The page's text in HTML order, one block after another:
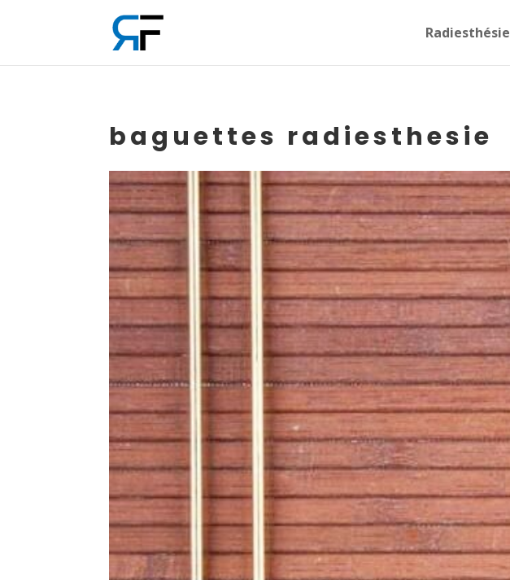
Radiesthésie
baguettes radiesthesie